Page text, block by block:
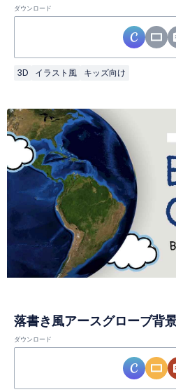
ダウンロード
3D イラスト風 キッズ向け
落書き風アースグローブ背
ダウンロード